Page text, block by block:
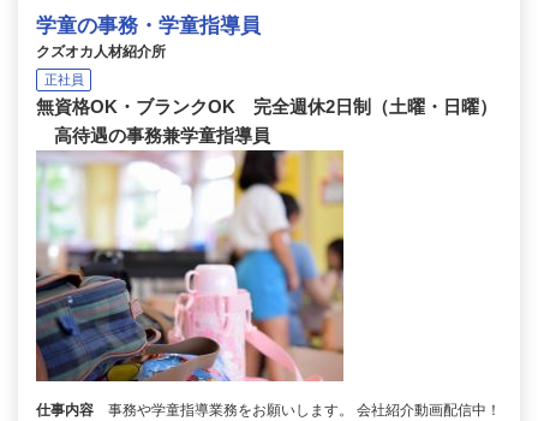
学童の事務・学童指導員
クズオカ人材紹介所
正社員
無資格OK・ブランクOK 完全週休2日制（土曜・日曜）
高待遇の事務兼学童指導員
仕事内容
事務や学童指導業務をお願いします。 会社紹介動画配信中！